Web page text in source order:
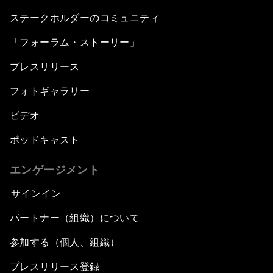
ステークホルダーのコミュニティ
「フォーラム・ストーリー」
プレスリリース
フォトギャラリー
ビデオ
ポッドキャスト
エンゲージメント
サインイン
パートナー（組織）について
参加する（個人、組織）
プレスリリース登録